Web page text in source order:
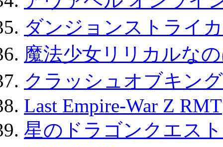
ダンジョンストライ
魔法少女リリカルな
クラッシュオブキン
Last Empire-War Z RMT
星のドラゴンクエス